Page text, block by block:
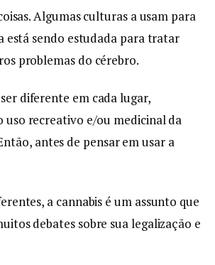
Algumas culturas a usam para
está sendo estudada para tratar
problemas do cérebro.
diferente em cada lugar,
uso recreativo e/ou medicinal da
antes de pensar em usar a
a cannabis é um assunto que
debates sobre sua legalização e